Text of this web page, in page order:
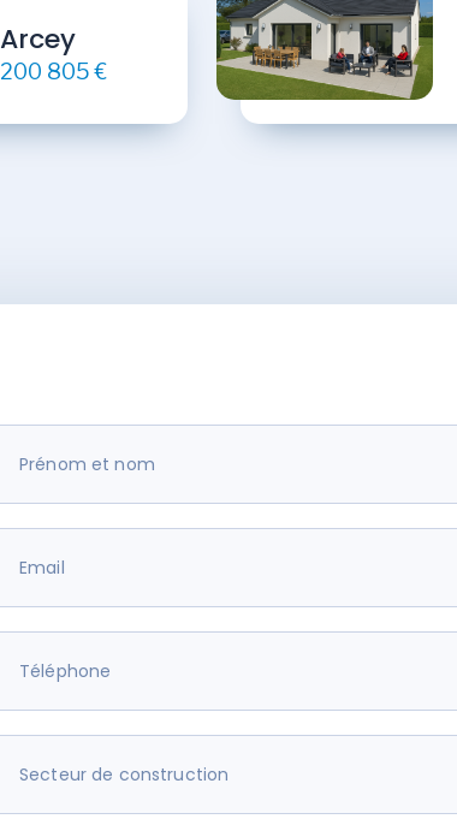
Arcey
200 805 €